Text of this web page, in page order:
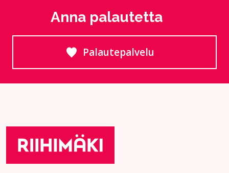
Anna palautetta
Palautepalvelu
Siirtyy ulkoiselle